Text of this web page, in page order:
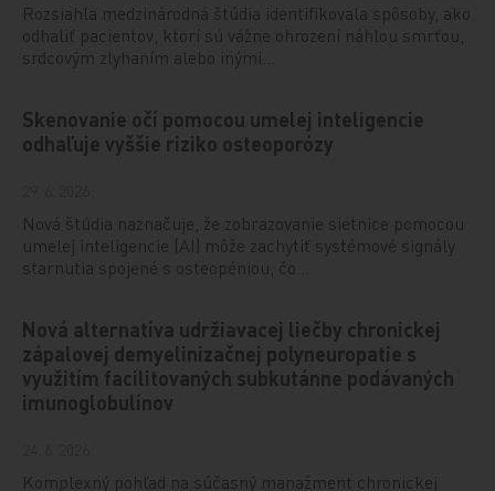
Rozsiahla medzinárodná štúdia identifikovala spôsoby, ako
odhaliť pacientov, ktorí sú vážne ohrození náhlou smrťou,
srdcovým zlyhaním alebo inými…
Skenovanie očí pomocou umelej inteligencie
odhaľuje vyššie riziko osteoporózy
Nová štúdia naznačuje, že zobrazovanie sietnice pomocou
umelej inteligencie (AI) môže zachytiť systémové signály
starnutia spojené s osteopéniou, čo…
Nová alternatíva udržiavacej liečby chronickej
zápalovej demyelinizačnej polyneuropatie s
využitím facilitovaných subkutánne podávaných
imunoglobulínov
Komplexný pohľad na súčasný manažment chronickej